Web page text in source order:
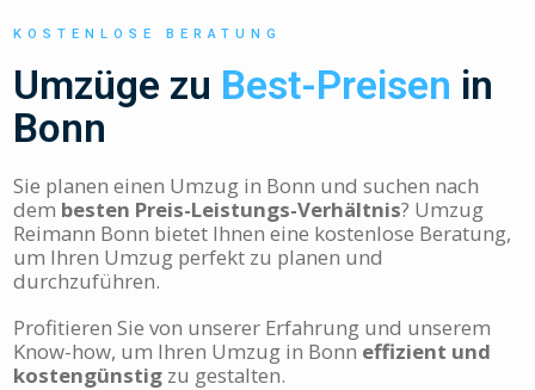
KOSTENLOSE BERATUNG
Umzüge zu Best-Preisen in
Bonn
Sie planen einen Umzug in Bonn und suchen nach
dem besten Preis-Leistungs-Verhältnis? Umzug
Reimann Bonn bietet Ihnen eine kostenlose Beratung,
um Ihren Umzug perfekt zu planen und
durchzuführen.
Profitieren Sie von unserer Erfahrung und unserem
Know-how, um Ihren Umzug in Bonn effizient und
kostengünstig zu gestalten.